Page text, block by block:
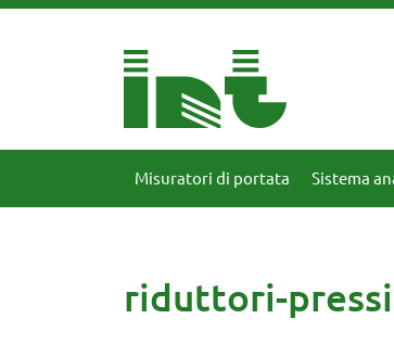
Misuratori di portata Sistema
riduttori-